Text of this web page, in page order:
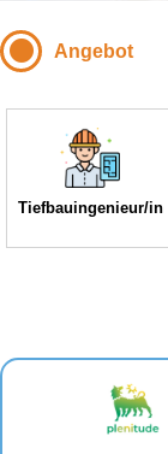
Angebot
Tiefbauingenieur/in